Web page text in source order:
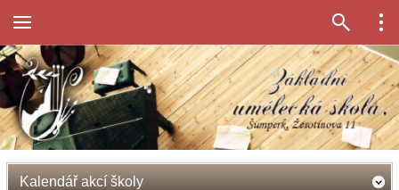
Kalendář akcí školy